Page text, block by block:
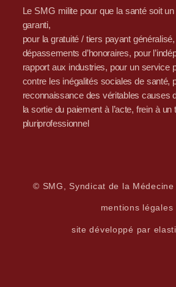
Le SMG milite pour que la santé soit
garanti,
pour la gratuité / tiers payant
dépassements d’honoraires, pour
rapport aux industries, pour un service
contre les inégalités sociales de santé,
reconnaissance des véritables causes
la sortie du paiement à l’acte, frein à
pluriprofessionnel
© SMG, Syndicat de la
mentions légales
site développé par